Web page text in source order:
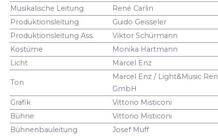
Musikalische Leitung
René Carlin
Produktionsleitung
Guido Geisseler
Produktionsleitung Ass.
Viktor Schürmann
Kostüme
Monika Hartmann
Licht
Marcel Enz
Ton
Marcel Enz / Light&Music
GmbH
Grafik
Vittorio Misticoni
Bühne
Vittorio Misticoni
Bühnenbauleitung
Josef Muff